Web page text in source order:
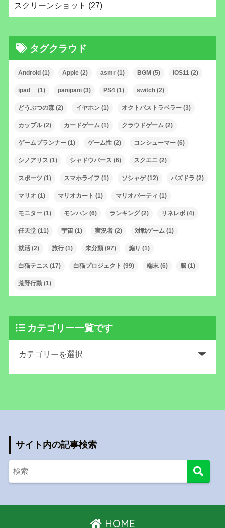
スクリーンショット (27)
タグクラウド
Android (1) Apple(2) asmr(1) BGM (5) iOS11(2)
ipad (1) panipani(3) PS4(1) switch(2)
どうぶつの森(2) イヤホン(1) オクトパストラベラー(3)
カップル(2) カードゲーム(1) クラウドゲーム(2)
ゲームプランナー(1) ゲーム性(2) コンシューマー(6)
シノアリス (1) シャドウバース (6) スクエニ(2)
スポーツ (1) スマホライフ (1) ソシャゲ(12) パズドラ (2)
マリオ (1) マリオカート (1) マリオパーティ (1)
モニター(1) モンハン(6) ランキング(2) リネレボ(4)
任天堂(11) 宇宙(1) 実況者(2) 対戦ゲーム(1)
就活(2) 旅行(1) 未分類(97) 煽り (1)
白猫テニス (17) 白猫プロジェクト (99) 端末(6) 脳(1)
荒野行動(1)
カテゴリー一覧です
サイト内の記事検索
HOME